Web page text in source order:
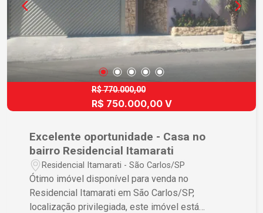
R$ 770.000,00
R$ 750.000,00 V
Excelente oportunidade - Casa no
bairro Residencial Itamarati
Residencial Itamarati - São Carlos/SP
Ótimo imóvel disponível para venda no
Residencial Itamarati em São Carlos/SP,
localização privilegiada, este imóvel está